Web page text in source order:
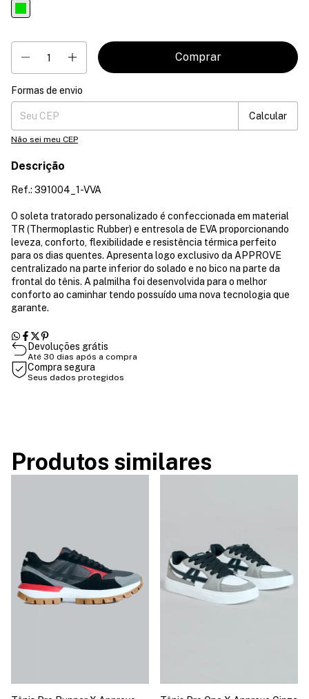
Entregas para o CEP:
Formas de envio
Calcular
Não sei meu CEP
Descrição
Ref.: 391004_1-VVA
O soleta tratorado personalizado é confeccionada em material
TR (Thermoplastic Rubber) e entresola de EVA proporcionando
leveza, conforto, flexibilidade e resistência térmica perfeito
para os dias quentes. Apresenta logo exclusivo da APPROVE
centralizado na parte inferior do solado e no bico na parte da
frontal do tênis. A palmilha foi desenvolvida para o melhor
conforto ao caminhar tendo possuído uma nova tecnologia que
garante.
Devoluções grátis
Até 30 dias após a compra
Compra segura
Seus dados protegidos
Produtos similares